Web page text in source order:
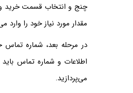
چنج و انتخاب قسمت خرید
مقدار مورد نیاز خود را وارد
در مرحله بعد، شماره تماس
اطلاعات و شماره تماس
می‌پردازید.